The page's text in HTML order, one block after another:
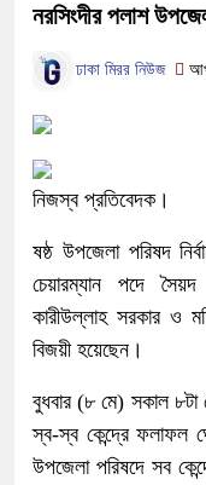
নরসিংদীর পলাশ
ঢাকা মিরর নিউজ
নিজস্ব প্রতিবেদক।
ষষ্ঠ উপজেলা পরিষদ
চেয়ারম্যান পদে
কারীউল্লাহ সরকার ও
বিজয়ী হয়েছেন।
বুধবার (৮ মে) সকাল ৮টা
স্ব-স্ব কেন্দ্রে ফলাফল
উপজেলা পরিষদে সব